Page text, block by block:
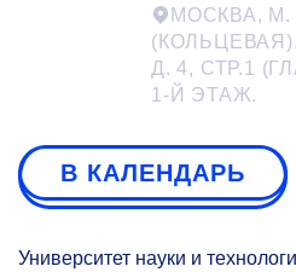
МОСКВА,
Д. 4, СТР.1
1-Й ЭТАЖ.
В КАЛЕНДАРЬ
Университет науки и